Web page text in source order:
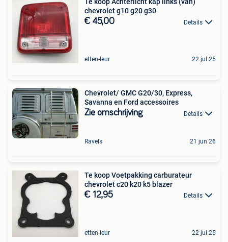
Te koop Achterlicht kap links (van)
chevrolet g10 g20 g30
€ 45,00 Details
etten-leur 22 jul 25
Chevrolet/ GMC G20/30, Express,
Savanna en Ford accessoires
Zie omschrijving Details
Ravels 21 jun 26
Te koop Voetpakking carburateur
chevrolet c20 k20 k5 blazer
€ 12,95 Details
etten-leur 22 jul 25